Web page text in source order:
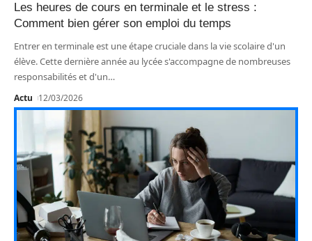
Les heures de cours en terminale et le stress :
Comment bien gérer son emploi du temps
Entrer en terminale est une étape cruciale dans la vie scolaire d'un
élève. Cette dernière année au lycée s'accompagne de nombreuses
responsabilités et d'un…
Actu 12/03/2026